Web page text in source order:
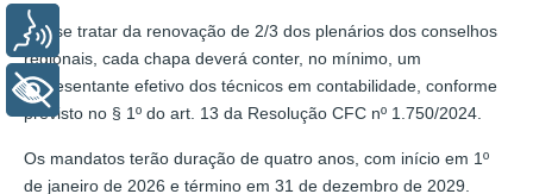
Por se tratar da renovação de 2/3 dos plenários dos conselhos
regionais, cada chapa deverá conter, no mínimo, um
representante efetivo dos técnicos em contabilidade, conforme
previsto no § 1º do art. 13 da Resolução CFC nº 1.750/2024.
Os mandatos terão duração de quatro anos, com início em 1º
de janeiro de 2026 e término em 31 de dezembro de 2029.
Voz
+ Acessibilidade